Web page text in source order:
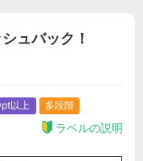
ュバック！
以上 多段階
ラベルの説明